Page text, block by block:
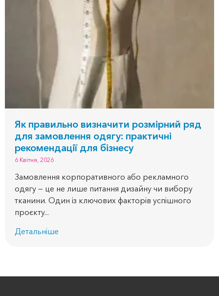
Як правильно визначити розмірний ряд
для замовлення одягу: практичні
рекомендації для бізнесу
6 Квітня, 2026
Замовлення корпоративного або рекламного
одягу — це не лише питання дизайну чи вибору
тканини. Один із ключових факторів успішного
проєкту...
Детальніше